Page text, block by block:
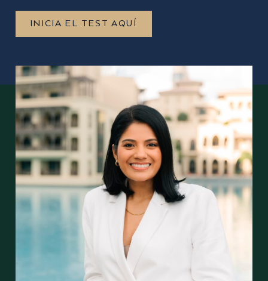
INICIA EL TEST AQUÍ